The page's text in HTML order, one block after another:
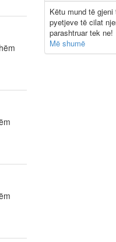
Këtu mund të
pyetjeve të cilat
parashtruar tek ne!
Më shumë